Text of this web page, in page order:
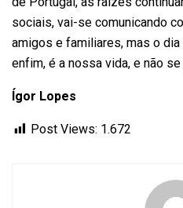
sociais, vai-se comunicando
amigos e familiares, mas o
enfim, é a nossa vida, e não
Ígor Lopes
Post Views: 1.672